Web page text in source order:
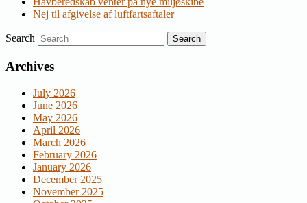
Nej til afgivelse af luftfartsaftaler
Search
Archives
July 2026
June 2026
May 2026
April 2026
March 2026
February 2026
January 2026
December 2025
November 2025